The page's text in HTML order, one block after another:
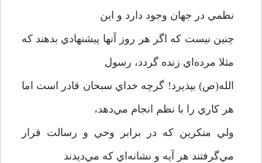
نظمي در جهان وجود دارد و اين
چنين نيست که اگر هر روز آنها پيشنهادي بدهند که
مثلا مرده‌اي زنده گردد، رسول
الله(ص) بپذيرد! گرچه خداي سبحان قادر است اما
هر کاري را با نظم انجام مي‌دهد،
ولي منکرين که در برابر وحي و رسالت قرار
مي‌گرفتند هر آيه و نشانه‌اي که مي‌ديدند